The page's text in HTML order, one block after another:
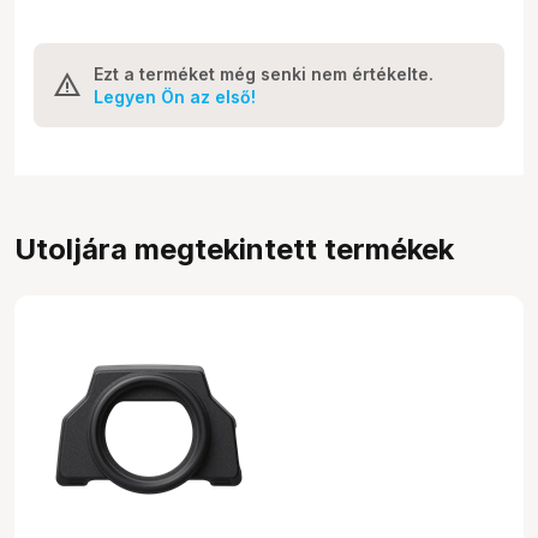
Ezt a terméket még senki nem értékelte.
Legyen Ön az első!
Utoljára megtekintett termékek